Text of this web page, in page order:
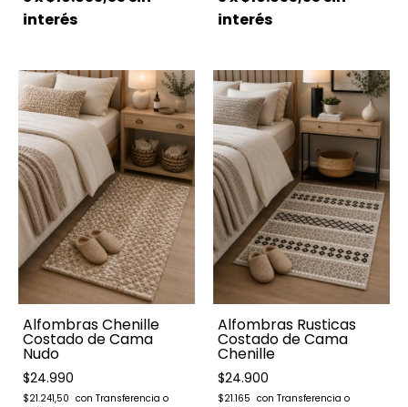
interés
interés
Alfombras Chenille
Costado de Cama
Nudo
$24.990
$21.241,50
Alfombras Rusticas
Costado de Cama
Chenille
$24.900
$21.165